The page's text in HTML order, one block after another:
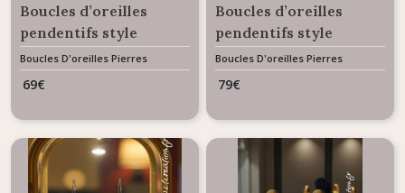
Boucles d’oreilles
pendentifs style
Baroque Agate verte
ALIENOR
Boucles D'oreilles Pierres
Naturelles
69€
Boucles d’oreilles
pendentifs style
Baroque Agate bleue
ALIENOR
Boucles D'oreilles Pierres
Naturelles
79€